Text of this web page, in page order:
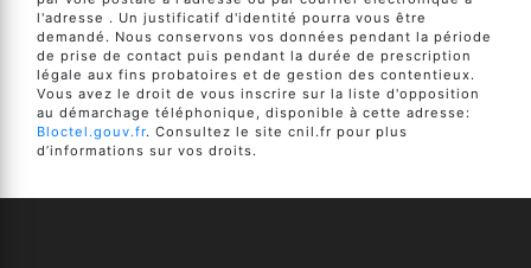
l'adresse . Un justificatif d'identité pourra vous être
demandé. Nous conservons vos données pendant la période
de prise de contact puis pendant la durée de prescription
légale aux fins probatoires et de gestion des contentieux.
Vous avez le droit de vous inscrire sur la liste d'opposition
au démarchage téléphonique, disponible à cette adresse:
Bloctel.gouv.fr. Consultez le site cnil.fr pour plus
d’informations sur vos droits.